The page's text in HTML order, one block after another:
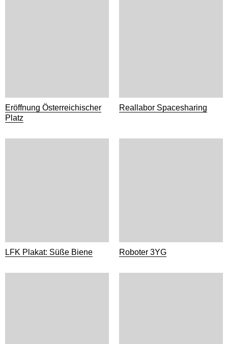
Eröffnung Österreichischer
Platz
Reallabor Spacesharing
LFK Plakat: Süße Biene Roboter 3YG